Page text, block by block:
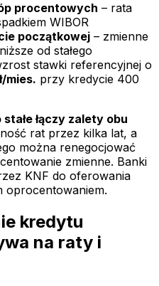
procentowych – rata
WIBOR
początkowej – zmienne
od stałego
stawki referencyjnej o
mies. przy kredycie 400
łączy zalety obu
rat przez kilka lat, a
można renegocjować
zmienne. Banki
KNF do oferowania
oprocentowaniem.
kredytu
na raty i